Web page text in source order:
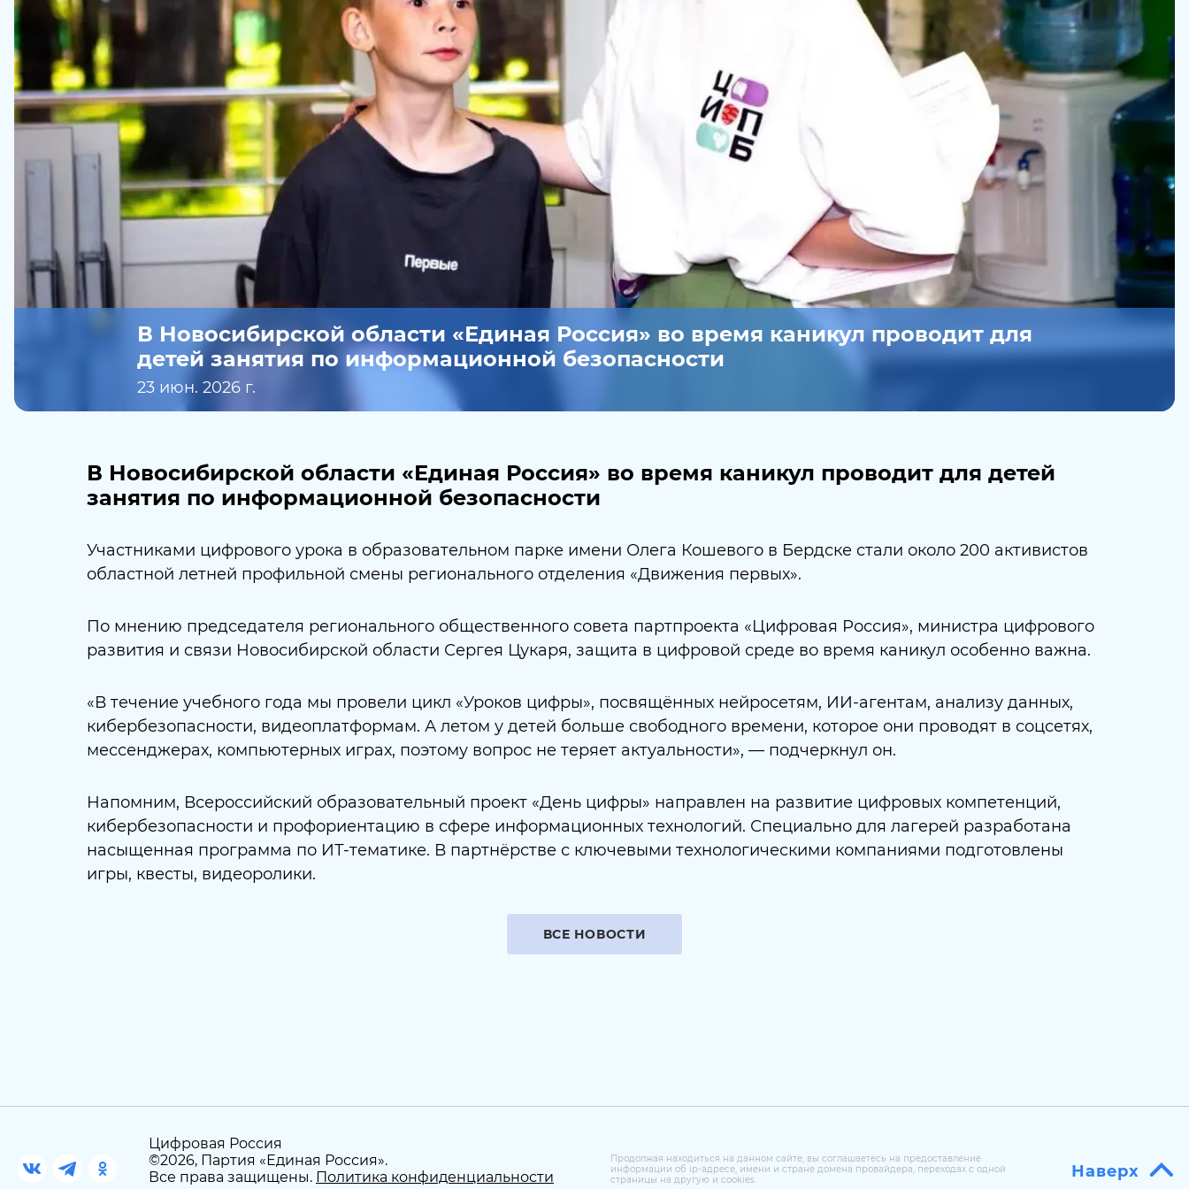
В Новосибирской области «Единая Россия» во время каникул проводит для
детей занятия по информационной безопасности
23 июн. 2026 г.
В Новосибирской области «Единая Россия» во время каникул проводит для детей
занятия по информационной безопасности
Участниками цифрового урока в образовательном парке имени Олега Кошевого в Бердске стали около 200 активистов
областной летней профильной смены регионального отделения «Движения первых».
По мнению председателя регионального общественного совета партпроекта «Цифровая Россия», министра цифрового
развития и связи Новосибирской области Сергея Цукаря, защита в цифровой среде во время каникул особенно важна.
«В течение учебного года мы провели цикл «Уроков цифры», посвящённых нейросетям, ИИ-агентам, анализу данных,
кибербезопасности, видеоплатформам. А летом у детей больше свободного времени, которое они проводят в соцсетях,
мессенджерах, компьютерных играх, поэтому вопрос не теряет актуальности», — подчеркнул он.
Напомним, Всероссийский образовательный проект «День цифры» направлен на развитие цифровых компетенций,
кибербезопасности и профориентацию в сфере информационных технологий. Специально для лагерей разработана
насыщенная программа по ИТ-тематике. В партнёрстве с ключевыми технологическими компаниями подготовлены
игры, квесты, видеоролики.
ВСЕ НОВОСТИ
Цифровая Россия
©2026, Партия «Единая Россия».
Все права защищены. Политика конфиденциальности
Продолжая находиться на данном сайте, вы соглашаетесь на предоставление
информации об ip‑адресе, имени и стране домена провайдера, переходах с одной
страницы на другую и cookies.
Наверх